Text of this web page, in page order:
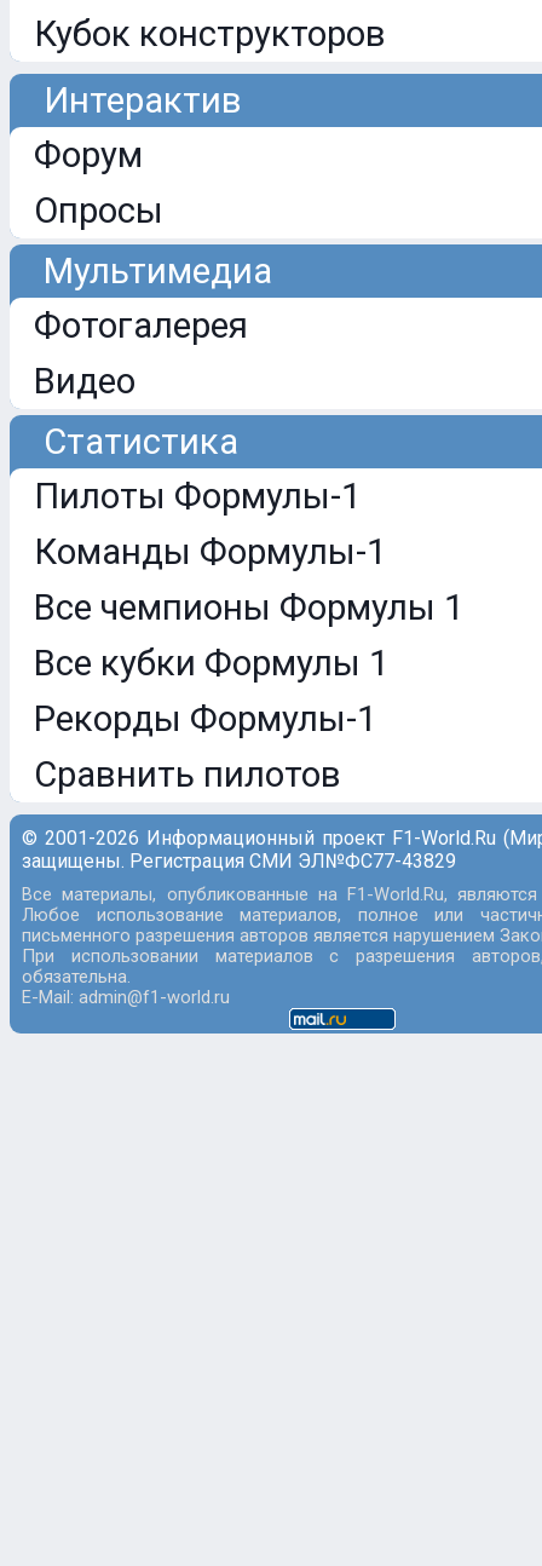
Кубок конструкторов
Интерактив
Форум
Опросы
Мультимедиа
Фотогалерея
Видео
Статистика
Пилоты Формулы-1
Команды Формулы-1
Все чемпионы Формулы 1
Все кубки Формулы 1
Рекорды Формулы-1
Сравнить пилотов
© 2001-2026 Информационный проект F1-World.Ru
защищены. Регистрация СМИ ЭЛ№ФС77-43829
Все материалы, опубликованные на F1-World.Ru,
Любое использование материалов, полное или
письменного разрешения авторов является нарушением
При использовании материалов с разрешения
обязательна.
E-Mail: admin@f1-world.ru